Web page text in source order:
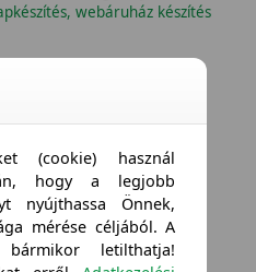
webáruház készítés
(cookie) használ
hogy a legjobb
nyújthassa Önnek,
mérése céljából. A
letilthatja!